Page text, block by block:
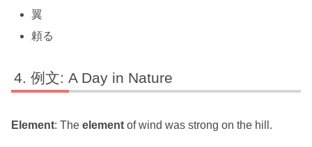
翼
頼る
例文: A Day in Nature
Element: The element of wind was strong on the hill.